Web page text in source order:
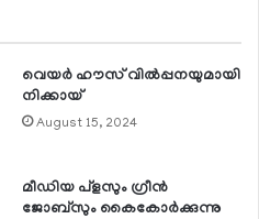
വെയര്‍ ഹൗസ് വില്‍പ്പനയുമായി
നിക്കായ്
August 15, 2024
മീഡിയ പ്‌ളസും ഗ്രീന്‍
ജോബ്‌സും കൈകോര്‍ക്കുന്നു